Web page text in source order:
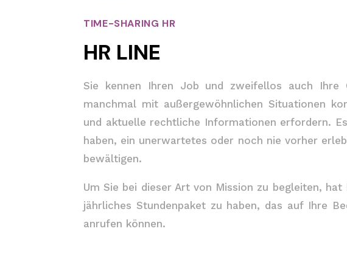
TIME-SHARING HR
HR LINE
Sie kennen Ihren Job und zweifellos auch Ihre
manchmal mit außergewöhnlichen Situationen
und aktuelle rechtliche Informationen erfordern.
haben, ein unerwartetes oder noch nie vorher
bewältigen.
Um Sie bei dieser Art von Mission zu begleiten,
jährliches Stundenpaket zu haben, das auf Ihre
anrufen können.